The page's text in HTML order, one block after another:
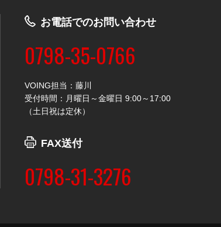
お電話でのお問い合わせ
0798-35-0766
VOING担当：藤川
受付時間：月曜日～金曜日 9:00～17:00
（土日祝は定休）
FAX送付
0798-31-3276